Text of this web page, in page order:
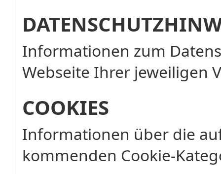
Informationen zum
Webseite Ihrer jeweiligen
COOKIES
Informationen über die
kommenden Cookie-